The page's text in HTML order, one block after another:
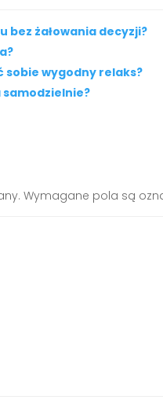
bez żałowania decyzji?
sobie wygodny relaks?
samodzielnie?
Wymagane pola są